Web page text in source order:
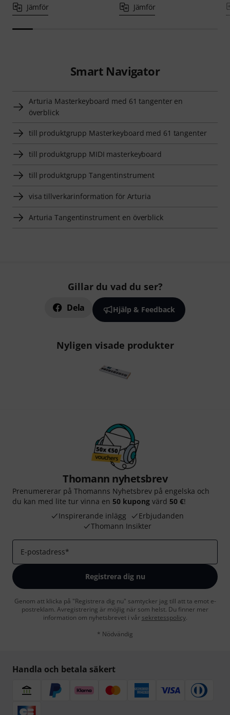
Jämför Jämför
Smart Navigator
Arturia Masterkeyboard med 61 tangenter en
överblick
till produktgrupp Masterkeyboard med 61 tangenter
till produktgrupp MIDI masterkeyboard
till produktgrupp Tangentinstrument
visa tillverkarinformation för Arturia
Arturia Tangentinstrument en överblick
Gillar du vad du ser?
Dela Hjälp & Feedback
Nyligen visade produkter
Thomann nyhetsbrev
Prenumererar på Thomanns Nyhetsbrev på engelska och
du kan med lite tur vinna en 50 kupong värd 50 €!
Inspirerande inlägg
Erbjudanden
Thomann Insikter
E-postadress*
Registrera dig nu
Genom att klicka på "Registrera dig nu" samtycker jag till att ta emot e-
postreklam. Avregistrering är möjlig när som helst. Du finner mer
information om nyhetsbrevet i vår sekretesspolicy.
* Nödvändig
Handla och betala säkert